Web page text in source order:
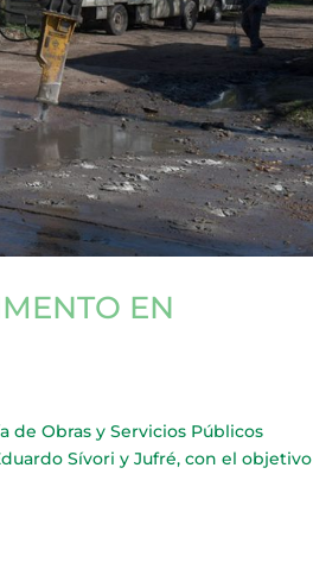
EN
de Obras y Servicios Públicos
Sívori y Jufré, con el objetivo